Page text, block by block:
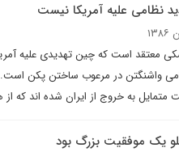
نظامی علیه آمریکا نیست
معتقد است که چین تهدیدی علیه
واشنگتن در مرعوب ساختن پکن است.
متمایل به خروج از ایران شده اند که از
یک موفقیت بزرگ بود